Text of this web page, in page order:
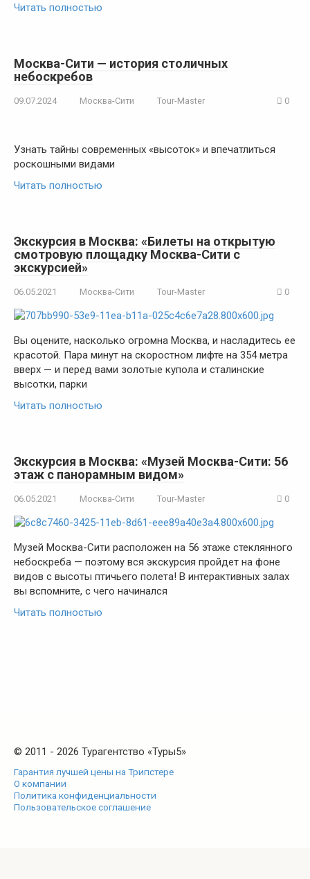
Читать полностью
Москва-Сити — история столичных
небоскребов
09.07.2024 Москва-Сити Tour-Master 0
Узнать тайны современных «высоток» и впечатлиться
роскошными видами
Читать полностью
Экскурсия в Москва: «Билеты на открытую
смотровую площадку Москва-Сити с
экскурсией»
06.05.2021 Москва-Сити Tour-Master 0
Вы оцените, насколько огромна Москва, и насладитесь ее
красотой. Пара минут на скоростном лифте на 354 метра
вверх — и перед вами золотые купола и сталинские
высотки, парки
Читать полностью
Экскурсия в Москва: «Музей Москва-Сити: 56
этаж с панорамным видом»
06.05.2021 Москва-Сити Tour-Master 0
Музей Москва-Сити расположен на 56 этаже стеклянного
небоскреба — поэтому вся экскурсия пройдет на фоне
видов с высоты птичьего полета! В интерактивных залах
вы вспомните, с чего начинался
Читать полностью
© 2011 - 2026 Турагентство «Туры5»
Гарантия лучшей цены на Трипстере
О компании
Политика конфиденциальности
Пользовательское соглашение